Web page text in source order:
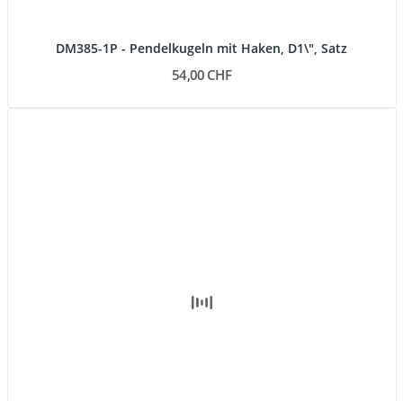
DM385-1P - Pendelkugeln mit Haken, D1\", Satz
54,00 CHF